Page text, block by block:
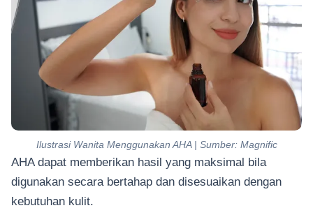
Ilustrasi Wanita Menggunakan AHA | Sumber: Magnific
AHA dapat memberikan hasil yang maksimal bila
digunakan secara bertahap dan disesuaikan dengan
kebutuhan kulit.